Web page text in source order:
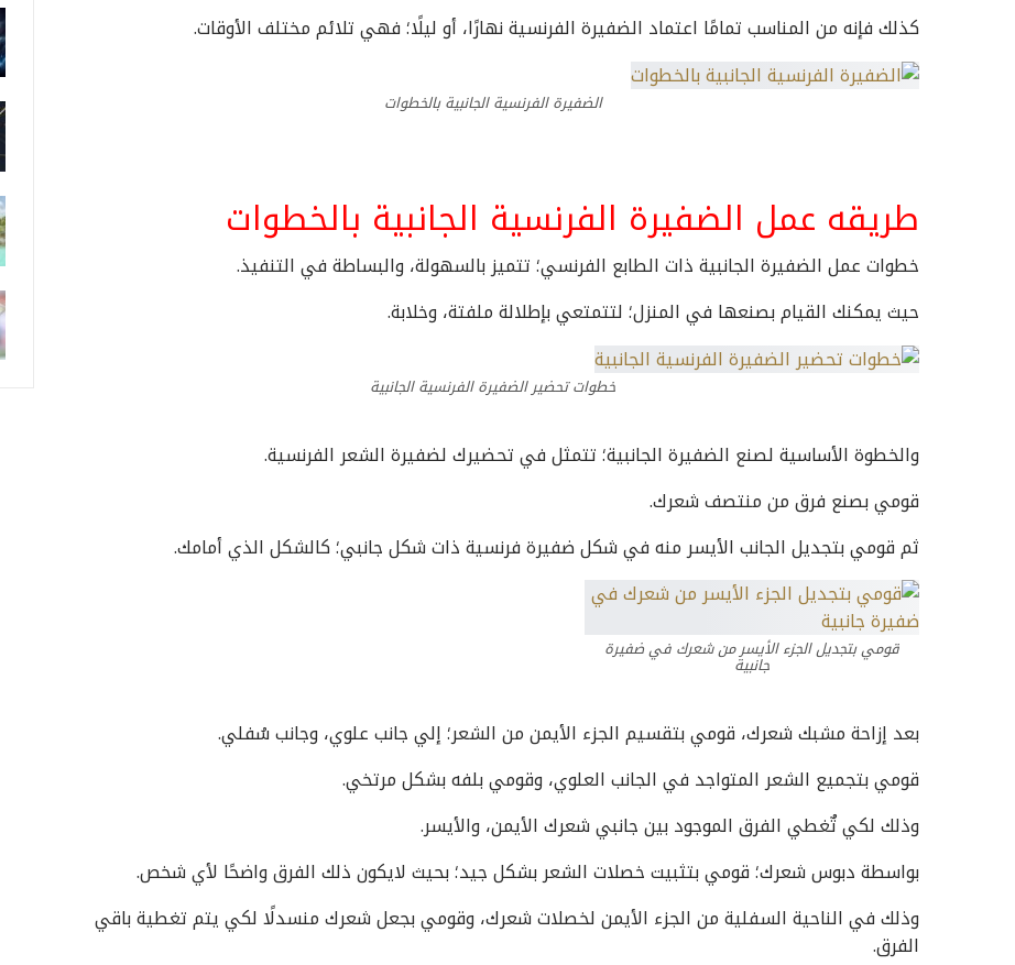
كذلك فإنه من المناسب تمامًا اعتماد الضفيرة الفرنسية نهارًا، أو ليلًا؛ فهي تلائم مختلف الأوقات.
الضفيرة الفرنسية الجانبية بالخطوات
طريقه عمل الضفيرة الفرنسية الجانبية بالخطوات
خطوات عمل الضفيرة الجانبية ذات الطابع الفرنسي؛ تتميز بالسهولة، والبساطة في التنفيذ.
حيث يمكنك القيام بصنعها في المنزل؛ لتتمتعي بإطلالة ملفتة، وخلابة.
خطوات تحضير الضفيرة الفرنسية الجانبية
والخطوة الأساسية لصنع الضفيرة الجانبية؛ تتمثل في تحضيرك لضفيرة الشعر الفرنسية.
قومي بصنع فرق من منتصف شعرك.
ثم قومي بتجديل الجانب الأيسر منه في شكل ضفيرة فرنسية ذات شكل جانبي؛ كالشكل الذي أمامك.
قومي بتجديل الجزء الأيسر من شعرك في ضفيرة
جانبية
بعد إزاحة مشبك شعرك، قومي بتقسيم الجزء الأيمن من الشعر؛ إلي جانب علوي، وجانب سُفلي.
قومي بتجميع الشعر المتواجد في الجانب العلوي، وقومي بلفه بشكل مرتخي.
وذلك لكي تٌغطي الفرق الموجود بين جانبي شعرك الأيمن، والأيسر.
بواسطة دبوس شعرك؛ قومي بتثبيت خصلات الشعر بشكل جيد؛ بحيث لايكون ذلك الفرق واضحًا لأي شخص.
وذلك في الناحية السفلية من الجزء الأيمن لخصلات شعرك، وقومي بجعل شعرك منسدلًا لكي يتم تغطية باقي
الفرق.